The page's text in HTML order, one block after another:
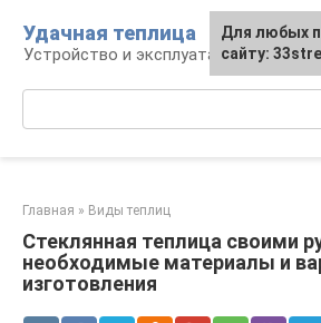
контенту
Удачная теплица
Устройство и эксплуатация теплиц
Главная » Виды теплиц
Стеклянная теплица своими
необходимые материалы и
изготовления
Для любых
сайту: